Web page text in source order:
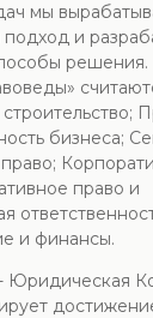
мы
и
решения.
бизнеса;
право и
и финансы.
Юридическая